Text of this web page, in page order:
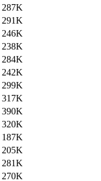
287K
291K
246K
238K
284K
242K
299K
317K
390K
320K
187K
205K
281K
270K